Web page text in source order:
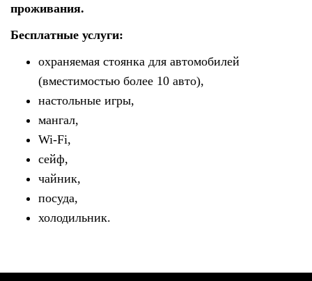
проживания.
Бесплатные услуги:
охраняемая стоянка для автомобилей
(вместимостью более 10 авто),
настольные игры,
мангал,
Wi-Fi,
сейф,
чайник,
посуда,
холодильник.